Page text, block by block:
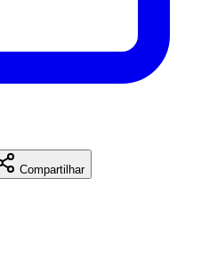
Compartilhar